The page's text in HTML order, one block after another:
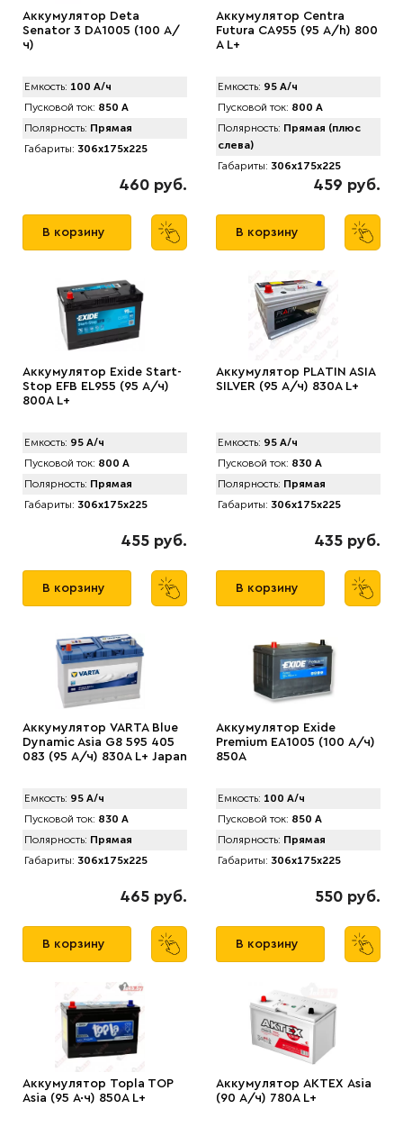
Аккумулятор Deta
Senator 3 DA1005 (100 А/
ч)
Емкость: 100 А/ч
Пусковой ток: 850 А
Полярность: Прямая
Габариты: 306x175x225
460 руб.
В корзину
Аккумулятор Centra
Futura CA955 (95 А/h) 800
A L+
Емкость: 95 А/ч
Пусковой ток: 800 А
Полярность: Прямая (плюс
слева)
Габариты: 306x175x225
459 руб.
В корзину
Аккумулятор Exide Start-
Stop EFB EL955 (95 А/ч)
800А L+
Емкость: 95 А/ч
Пусковой ток: 800 А
Полярность: Прямая
Габариты: 306x175x225
455 руб.
В корзину
Аккумулятор PLАTIN ASIA
SILVER (95 А/ч) 830A L+
Емкость: 95 А/ч
Пусковой ток: 830 А
Полярность: Прямая
Габариты: 306x175x225
435 руб.
В корзину
Аккумулятор VARTA Blue
Dynamic Asia G8 595 405
083 (95 А/ч) 830А L+ Japan
Емкость: 95 А/ч
Пусковой ток: 830 А
Полярность: Прямая
Габариты: 306x175x225
465 руб.
В корзину
Аккумулятор Exide
Premium EA1005 (100 А/ч)
850A
Емкость: 100 А/ч
Пусковой ток: 850 А
Полярность: Прямая
Габариты: 306x175x225
550 руб.
В корзину
Аккумулятор Topla TOP
Asia (95 А·ч) 850A L+
Аккумулятор АКТЕХ Asia
(90 А/ч) 780A L+